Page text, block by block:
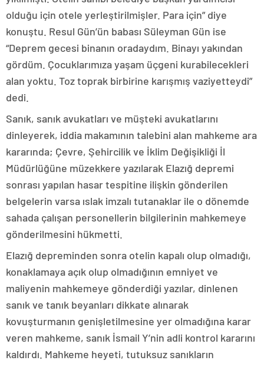
olduğu için otele yerleştirilmişler. Para için” diye
konuştu. Resul Gün’ün babası Süleyman Gün ise
“Deprem gecesi binanın oradaydım. Binayı yakından
gördüm. Çocuklarımıza yaşam üçgeni kurabilecekleri
alan yoktu. Toz toprak birbirine karışmış vaziyetteydi”
dedi.
Sanık, sanık avukatları ve müşteki avukatlarını
dinleyerek, iddia makamının talebini alan mahkeme ara
kararında; Çevre, Şehircilik ve İklim Değişikliği İl
Müdürlüğüne müzekkere yazılarak Elazığ depremi
sonrası yapılan hasar tespitine ilişkin gönderilen
belgelerin varsa ıslak imzalı tutanaklar ile o dönemde
sahada çalışan personellerin bilgilerinin mahkemeye
gönderilmesini hükmetti.
Elazığ depreminden sonra otelin kapalı olup olmadığı,
konaklamaya açık olup olmadığının emniyet ve
maliyenin mahkemeye gönderdiği yazılar, dinlenen
sanık ve tanık beyanları dikkate alınarak
kovuşturmanın genişletilmesine yer olmadığına karar
veren mahkeme, sanık İsmail Y’nin adli kontrol kararını
kaldırdı. Mahkeme heyeti, tutuksuz sanıkların